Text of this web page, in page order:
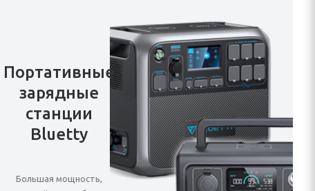
Портативные
зарядные
станции
Bluetty
Большая мощность,